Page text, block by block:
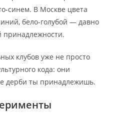
синем. В Москве цвета
бело-голубой — давно
принадлежности.
клубов уже не просто
кода: они
дерби ты принадлежишь.